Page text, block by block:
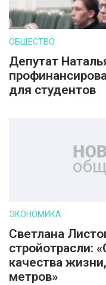
ОБЩЕСТВО
Депутат
для студентов
ЭКОНОМИКА
Светлана
стройотрасли:
качества
метров»